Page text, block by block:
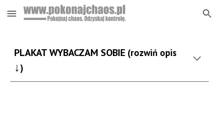
Skip to main content Skip to navigation
PLAKATWYBACZAM SOBIE (rozwiń opis
↓)